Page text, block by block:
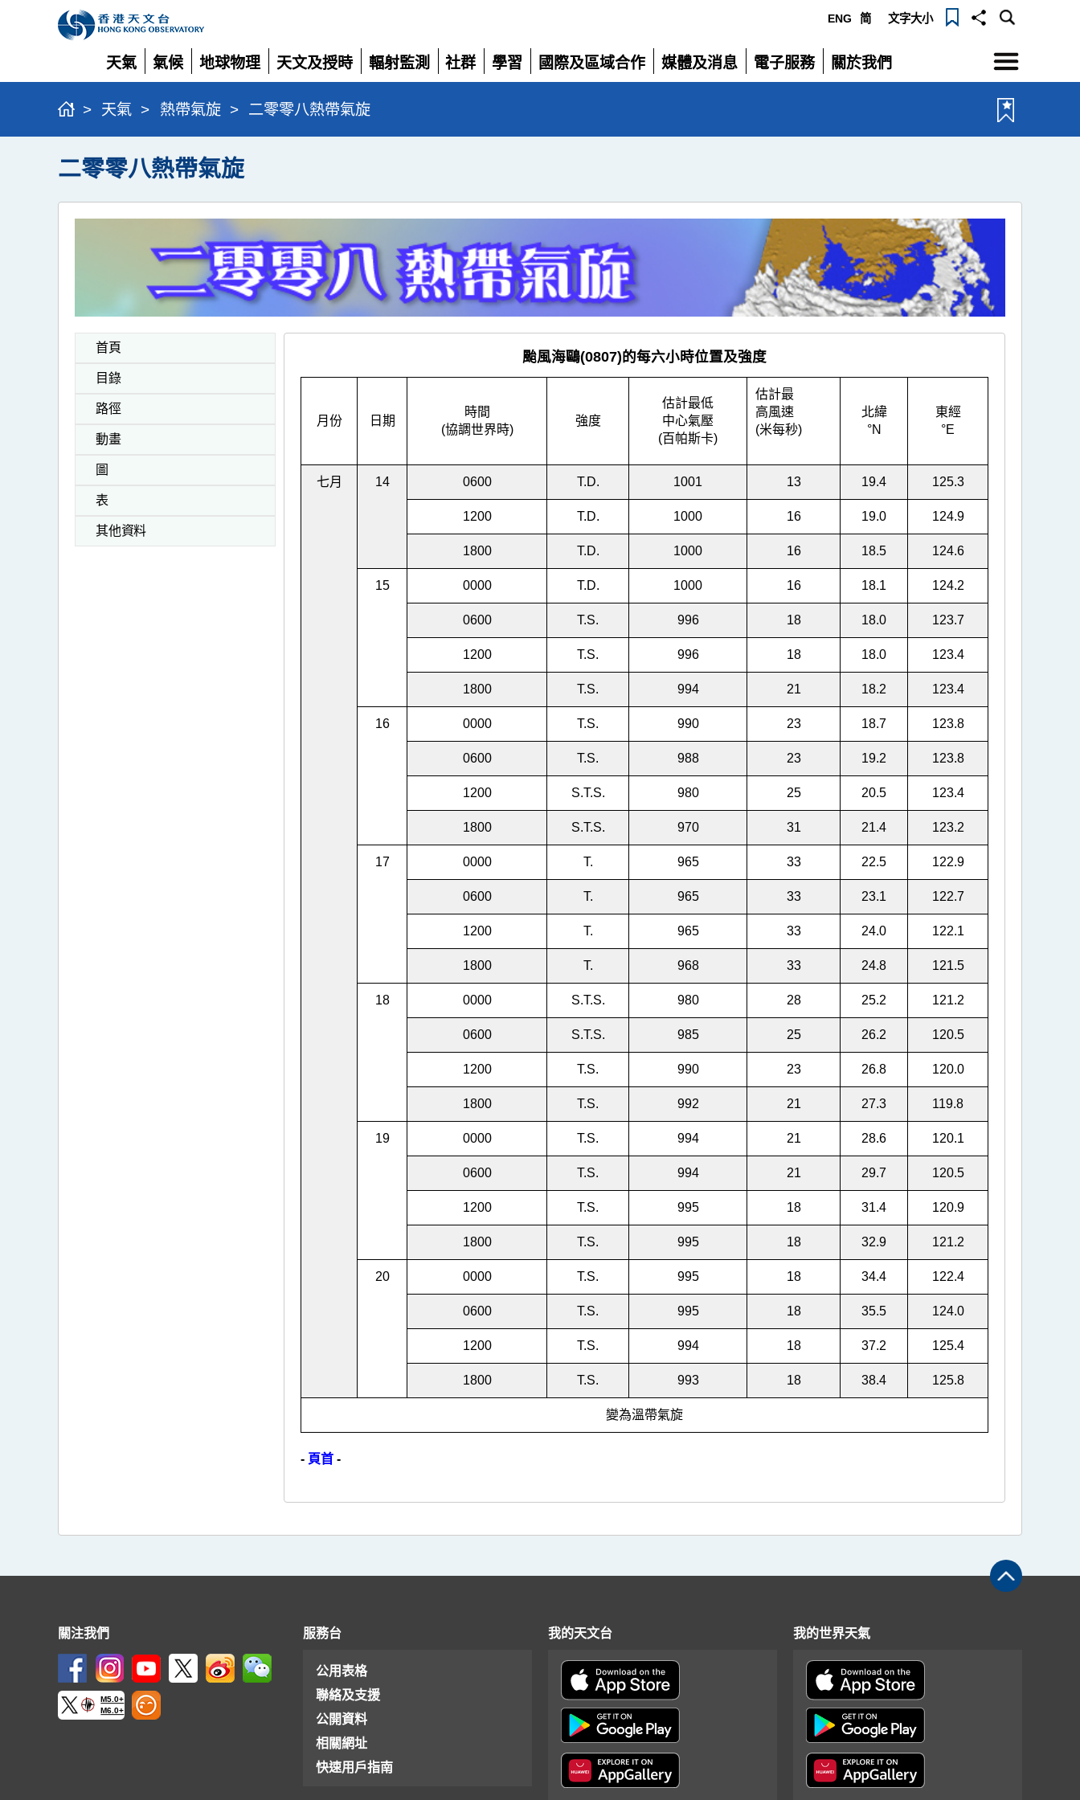
ENG 简 文字大小
天氣
展
開
氣候
展
開
地球物理
展
開
天文及授時
展
開
輻射監測
展
開
社群
展
學習
展
國際及區域合作
展
媒體及消息
展
電子服務
展
關於我們
展
選
單
> 天氣 > 熱帶氣旋 > 二零零八熱帶氣旋
二零零八熱帶氣旋
首頁
目錄
路徑
動畫
圖
表
其他資料
颱風海鷗(0807)的每六小時位置及強度
月份 日期
時間
(協調世界時)
強度
估計最低
中心氣壓
(百帕斯卡)
估計最
高風速
(米每秒)
北緯
°N
東經
°E
七月 14 0600 T.D. 1001 13 19.4 125.3
1200 T.D. 1000 16 19.0 124.9
1800 T.D. 1000 16 18.5 124.6
15 0000 T.D. 1000 16 18.1 124.2
0600 T.S. 996 18 18.0 123.7
1200 T.S. 996 18 18.0 123.4
1800 T.S. 994 21 18.2 123.4
16 0000 T.S. 990 23 18.7 123.8
0600 T.S. 988 23 19.2 123.8
1200 S.T.S. 980 25 20.5 123.4
1800 S.T.S. 970 31 21.4 123.2
17 0000 T. 965 33 22.5 122.9
0600 T. 965 33 23.1 122.7
1200 T. 965 33 24.0 122.1
1800 T. 968 33 24.8 121.5
18 0000 S.T.S. 980 28 25.2 121.2
0600 S.T.S. 985 25 26.2 120.5
1200 T.S. 990 23 26.8 120.0
1800 T.S. 992 21 27.3 119.8
19 0000 T.S. 994 21 28.6 120.1
0600 T.S. 994 21 29.7 120.5
1200 T.S. 995 18 31.4 120.9
1800 T.S. 995 18 32.9 121.2
20 0000 T.S. 995 18 34.4 122.4
0600 T.S. 995 18 35.5 124.0
1200 T.S. 994 18 37.2 125.4
1800 T.S. 993 18 38.4 125.8
變為溫帶氣旋
- 頁首 -
關注我們
M5.0+
M6.0+
服務台
公用表格
聯絡及支援
公開資料
相關網址
快速用戶指南
我的天文台 我的世界天氣